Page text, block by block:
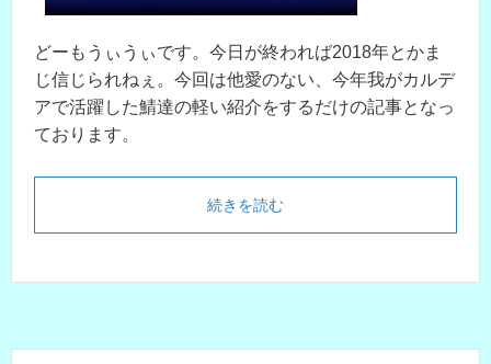
どーもうぃうぃです。今日が終われば2018年とかま
じ信じられねぇ。今回は他愛のない、今年我がカルデ
アで活躍した鯖達の軽い紹介をするだけの記事となっ
ております。
続きを読む